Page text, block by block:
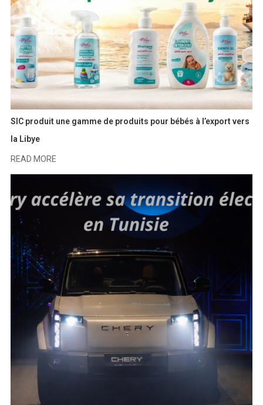
SIC produit une gamme de produits pour bébés à l’export vers
la Libye
READ MORE